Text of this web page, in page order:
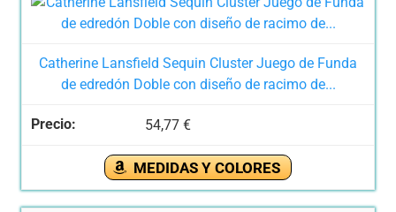
Catherine Lansfield Sequin Cluster Juego de Funda
de edredón Doble con diseño de racimo de...
54,77 €
MEDIDAS Y COLORES